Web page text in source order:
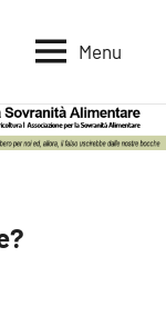
Menu